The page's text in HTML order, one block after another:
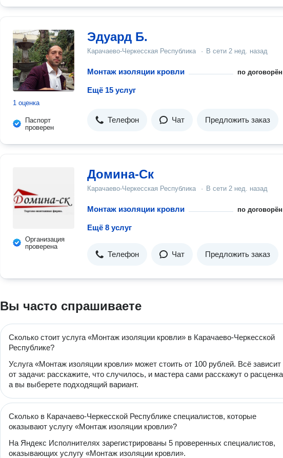
1 оценка
Паспорт
проверен
Эдуард Б.
Карачаево-Черкесская Республика · В сети 2 нед. назад
Монтаж изоляции кровли по
Ещё 15 услуг
Телефон Чат Предложить заказ
Организация
проверена
Домина-Ск
Карачаево-Черкесская Республика · В сети 2 нед. назад
Монтаж изоляции кровли по
Ещё 8 услуг
Телефон Чат Предложить заказ
Вы часто спрашиваете
Сколько стоит услуга «Монтаж изоляции кровли» в Карачаево-Черкесской
Республике?
Услуга «Монтаж изоляции кровли» может стоить от 100 рублей. Всё зависит
от задачи: расскажите, что случилось, и мастера сами расскажут о
а вы выберете подходящий вариант.
Сколько в Карачаево-Черкесской Республике специалистов, которые
оказывают услугу «Монтаж изоляции кровли»?
На Яндекс Исполнителях зарегистрированы 5 проверенных специалистов,
оказывающих услугу «Монтаж изоляции кровли».